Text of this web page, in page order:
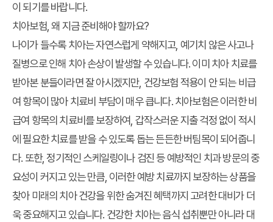
이 되기를 바랍니다.
치아보험, 왜 지금 준비해야 할까요?
나이가 들수록 치아는 자연스럽게 약해지고, 예기치 않은 사고나
질병으로 인해 치아 손상이 발생할 수 있습니다. 이미 치아 치료를
받아본 분들이라면 잘 아시겠지만, 건강보험 적용이 안 되는 비급
여 항목이 많아 치료비 부담이 매우 큽니다. 치아보험은 이러한 비
급여 항목의 치료비를 보장하여, 갑작스러운 지출 걱정 없이 적시
에 필요한 치료를 받을 수 있도록 돕는 든든한 버팀목이 되어줍니
다. 또한, 정기적인 스케일링이나 검진 등 예방적인 치과 방문의 중
요성이 커지고 있는 만큼, 이러한 예방 치료까지 보장하는 상품을
찾아 미래의 치아 건강을 위한숨겨진 혜택까지 고려한 대비가 더
욱 중요해지고 있습니다. 건강한 치아는 음식 섭취뿐만 아니라 대